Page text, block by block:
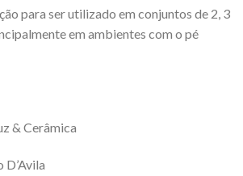
para ser utilizado em conjuntos de 2, 3
em ambientes com o pé
& Cerâmica